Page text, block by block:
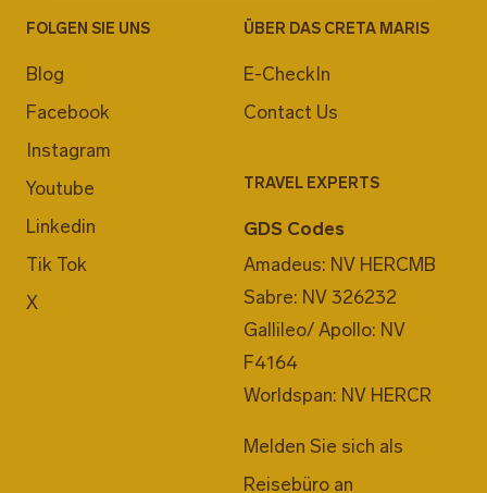
FOLGEN SIE UNS
Blog
Facebook
Instagram
Youtube
Linkedin
Tik Tok
X
ÜBER DAS CRETA MARIS
E-CheckIn
Contact Us
TRAVEL EXPERTS
GDS Codes
Amadeus: NV HERCMB
Sabre: NV 326232
Gallileo/ Apollo: NV
F4164
Worldspan: NV HERCR
Melden Sie sich als
Reisebüro an